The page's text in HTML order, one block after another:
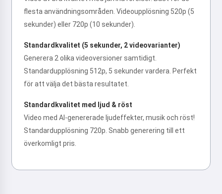
flesta användningsområden. Videoupplösning 520p (5
sekunder) eller 720p (10 sekunder).
Standardkvalitet (5 sekunder, 2 videovarianter)
Generera 2 olika videoversioner samtidigt.
Standardupplösning 512p, 5 sekunder vardera. Perfekt
för att välja det bästa resultatet.
Standardkvalitet med ljud & röst
Video med AI-genererade ljudeffekter, musik och röst!
Standardupplösning 720p. Snabb generering till ett
överkomligt pris.